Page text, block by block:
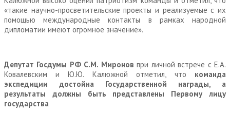
«такие научно-просветительские проекты и реализуемые с их
помощью международные контакты в рамках народной
дипломатии имеют огромное значение».
Депутат Госдумы РФ С.М. Мироновпри личной встрече с Е.А.
Ковалевским и Ю.Ю. Калюжной
отметил, что команда
экспедиции достойна Государственной награды, а
результаты должны быть представлены Первому лицу
государства